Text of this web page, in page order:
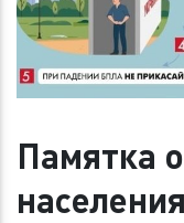
Памятка